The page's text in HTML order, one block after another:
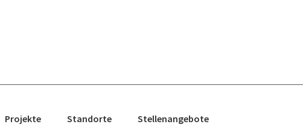
Projekte Standorte Stellenangebote